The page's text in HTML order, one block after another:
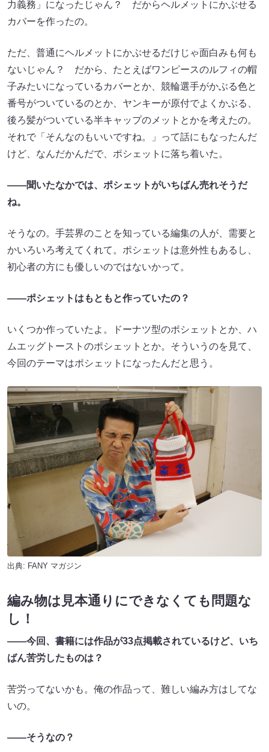
力義務」になったじゃん？ だからヘルメットにかぶせる
カバーを作ったの。
ただ、普通にヘルメットにかぶせるだけじゃ面白みも何も
ないじゃん？ だから、たとえばワンピースのルフィの帽
子みたいになっているカバーとか、競輪選手がかぶる色と
番号がついているのとか、ヤンキーが原付でよくかぶる、
後ろ髪がついている半キャップのメットとかを考えたの。
それで「そんなのもいいですね。」って話にもなったんだ
けど、なんだかんだで、ポシェットに落ち着いた。
――聞いたなかでは、ポシェットがいちばん売れそうだ
ね。
そうなの。手芸界のことを知っている編集の人が、需要と
かいろいろ考えてくれて。ポシェットは意外性もあるし、
初心者の方にも優しいのではないかって。
――ポシェットはもともと作っていたの？
いくつか作っていたよ。ドーナツ型のポシェットとか、ハ
ムエッグトーストのポシェットとか。そういうのを見て、
今回のテーマはポシェットになったんだと思う。
出典: FANY マガジン
編み物は見本通りにできなくても問題な
し！
――今回、書籍には作品が33点掲載されているけど、いち
ばん苦労したものは？
苦労ってないかも。俺の作品って、難しい編み方はしてな
いの。
――そうなの？